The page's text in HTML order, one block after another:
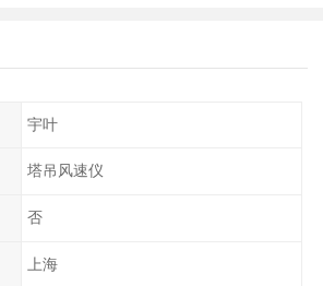
宇叶
塔吊风速仪
否
上海